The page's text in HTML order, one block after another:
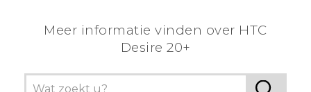
Meer informatie vinden over HTC
Desire 20+